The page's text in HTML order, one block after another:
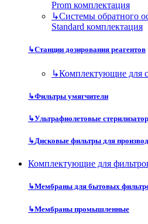
Prom комплектация
↳Системы обратного
Standard комплектация
↳Станции дозирования реагентов
↳Комплектующие для
↳Фильтры умягчители
↳Ультрафиолетовые
↳Дисковые фильтры для
Комплектующие для
↳Мембраны для бытовых
↳Мембраны промышленные